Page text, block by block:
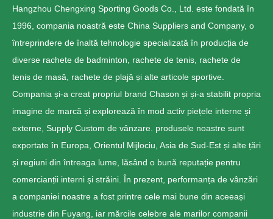
Hangzhou Chengxing Sporting Goods Co., Ltd. este fondată în
1996, compania noastră este China Suppliers and Company, o
întreprindere de înaltă tehnologie specializată în producția de
diverse rachete de badminton, rachete de tenis, rachete de
tenis de masă, rachete de plajă și alte articole sportive.
Compania și-a creat propriul brand Chason și și-a stabilit propria
imagine de marcă și explorează în mod activ piețele interne și
externe, Supply Custom de vânzare. produsele noastre sunt
exportate în Europa, Orientul Mijlociu, Asia de Sud-Est și alte țări
și regiuni din întreaga lume, lăsând o bună reputație pentru
comercianții interni și străini. În prezent, performanța de vânzări
a companiei noastre a fost printre cele mai bune din aceeași
industrie din Fuyang, iar mărcile celebre ale marilor companii